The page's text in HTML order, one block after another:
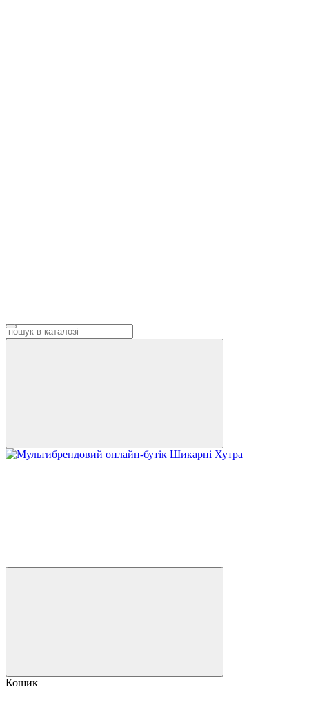
Кошик